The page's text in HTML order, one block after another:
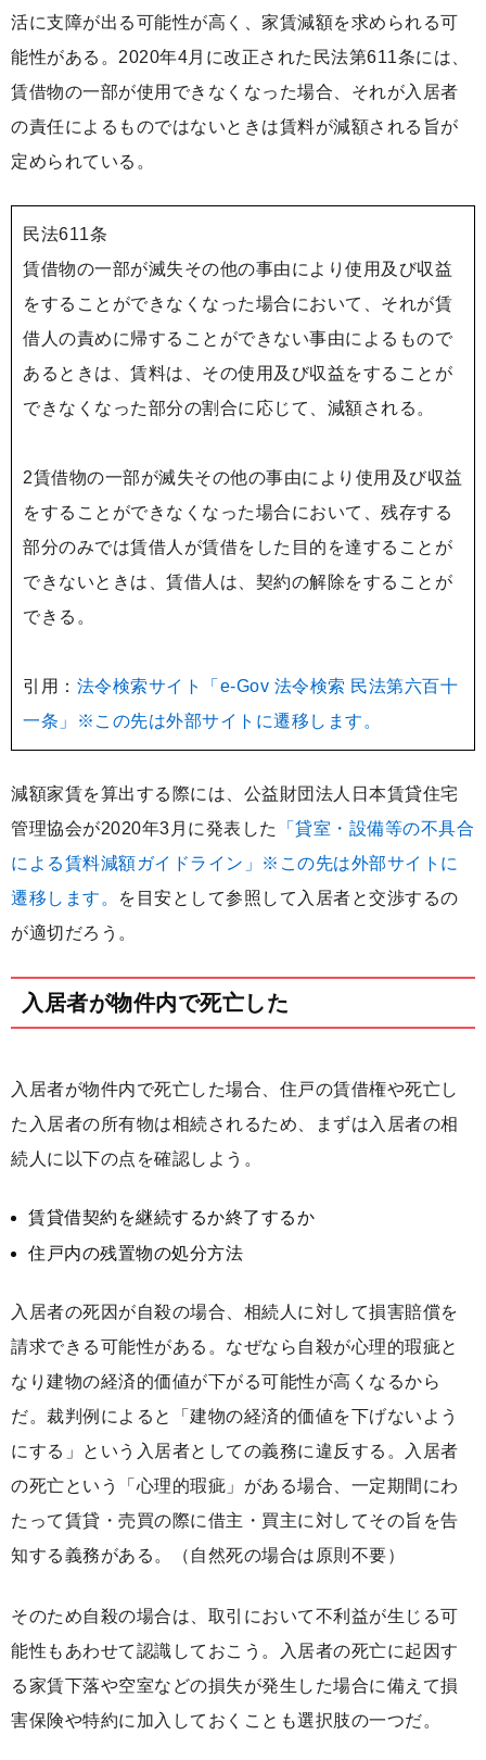
活に支障が出る可能性が高く、家賃減額を求められる可
能性がある。2020年4月に改正された民法第611条には、
賃借物の一部が使用できなくなった場合、それが入居者
の責任によるものではないときは賃料が減額される旨が
定められている。
民法611条
賃借物の一部が滅失その他の事由により使用及び収益
をすることができなくなった場合において、それが賃
借人の責めに帰することができない事由によるもので
あるときは、賃料は、その使用及び収益をすることが
できなくなった部分の割合に応じて、減額される。
2賃借物の一部が滅失その他の事由により使用及び収益
をすることができなくなった場合において、残存する
部分のみでは賃借人が賃借をした目的を達することが
できないときは、賃借人は、契約の解除をすることが
できる。
引用： 法令検索サイト「e-Gov 法令検索 民法第六百十
一条」※この先は外部サイトに遷移します。
減額家賃を算出する際には、公益財団法人日本賃貸住宅
管理協会が2020年3月に発表した
「貸室・設備等の不具合
による賃料減額ガイドライン」※この先は外部サイトに
遷移します。
を目安として参照して入居者と交渉するの
が適切だろう。
入居者が物件内で死亡した
入居者が物件内で死亡した場合、住戸の賃借権や死亡し
た入居者の所有物は相続されるため、まずは入居者の相
続人に以下の点を確認しよう。
賃貸借契約を継続するか終了するか
住戸内の残置物の処分方法
入居者の死因が自殺の場合、相続人に対して損害賠償を
請求できる可能性がある。なぜなら自殺が心理的瑕疵と
なり建物の経済的価値が下がる可能性が高くなるから
だ。裁判例によると「建物の経済的価値を下げないよう
にする」という入居者としての義務に違反する。入居者
の死亡という「心理的瑕疵」がある場合、一定期間にわ
たって賃貸・売買の際に借主・買主に対してその旨を告
知する義務がある。（自然死の場合は原則不要）
そのため自殺の場合は、取引において不利益が生じる可
能性もあわせて認識しておこう。入居者の死亡に起因す
る家賃下落や空室などの損失が発生した場合に備えて損
害保険や特約に加入しておくことも選択肢の一つだ。